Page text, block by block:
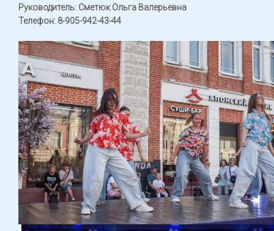
Руководитель: Сметюк Ольга Валерьевна
Телефон: 8-905-942-43-44